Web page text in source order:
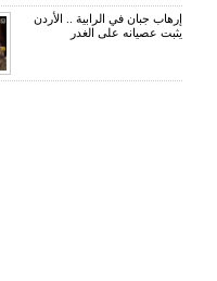
إرهاب جبان في الرابية .. الأردن
يثبت عصيانه على الغدر